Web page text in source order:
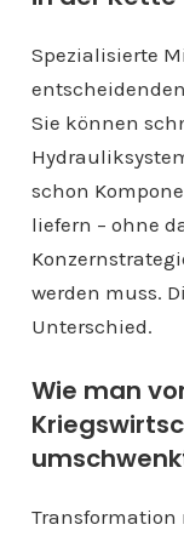
Spezialisierte
Sie können
schon
liefern – ohne
werden muss.
Unterschied.
Wie man